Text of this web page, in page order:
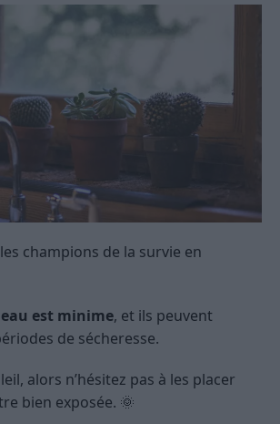
champions de la survie en
est minime, et ils peuvent
de sécheresse.
alors n’hésitez pas à les placer
bien exposée. 🌞